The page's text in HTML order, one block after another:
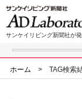
サンケイリビング新聞社が
ホーム > TAG検索